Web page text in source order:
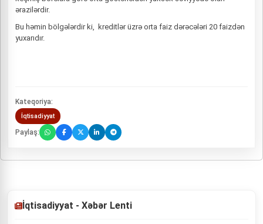
ərazilərdir.
Bu həmin bölgələrdir ki, kreditlər üzrə orta faiz dərəcələri 20 faizdən
yuxarıdır.
Kateqoriya:
İqtisadiyyat
Paylaş:
İqtisadiyyat - Xəbər Lenti